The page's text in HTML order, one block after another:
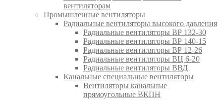
вентиляторам
Промышленные вентиляторы
Радиальные вентиляторы высокого давления
Радиальные вентиляторы ВР 132-30
Радиальные вентиляторы ВР 140-15
Радиальные вентиляторы ВР 12-26
Радиальные вентиляторы ВЦ 6-20
Радиальные вентиляторы ВВД
Канальные специальные вентиляторы
Вентиляторы канальные
прямоугольные ВКПН